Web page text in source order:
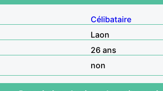
Célibataire
Laon
26 ans
non